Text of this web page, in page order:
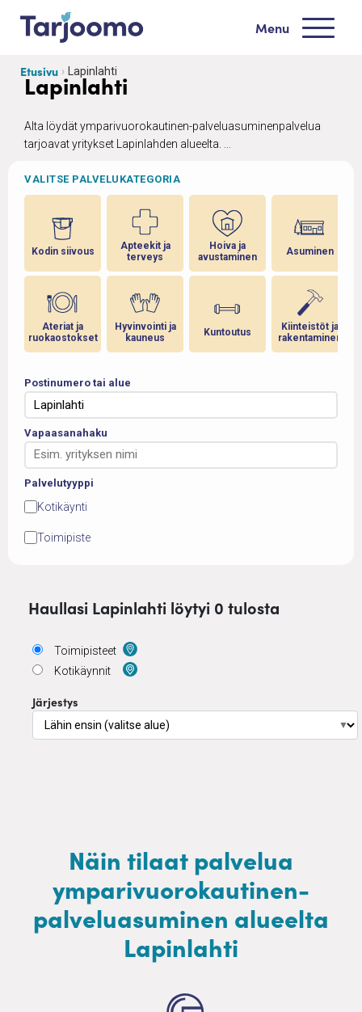
Siirry sisältöön
Menu
Etusivu Lapinlahti
Lapinlahti
Alta löydät ymparivuorokautinen-palveluasuminenpalvelua
tarjoavat yritykset Lapinlahden alueelta. ...
VALITSE PALVELUKATEGORIA
Kodin siivous
Ateriat ja
ruokaostokset
Apteekit ja
terveys
Hyvinvointi ja
kauneus
Hoiva ja
avustaminen
Kuntoutus
Asuminen
Kiinteistöt ja
rakentaminen
Postinumero tai alue
Vapaasanahaku
Palvelutyyppi
Kotikäynti
Toimipiste
Haullasi Lapinlahti löytyi 0 tulosta
Toimipisteet
Kotikäynnit
Järjestys
▼
Näin tilaat palvelua
ymparivuorokautinen-
palveluasuminen alueelta
Lapinlahti